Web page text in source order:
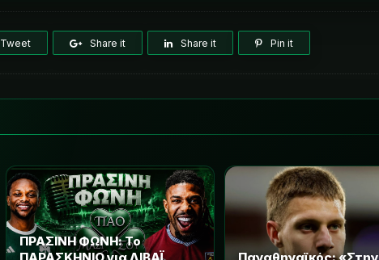
Tweet Share it Share it Pin it
ΠΡΑΣΙΝΗ ΦΩΝΗ: Το